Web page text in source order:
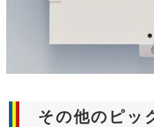
その他のピッ